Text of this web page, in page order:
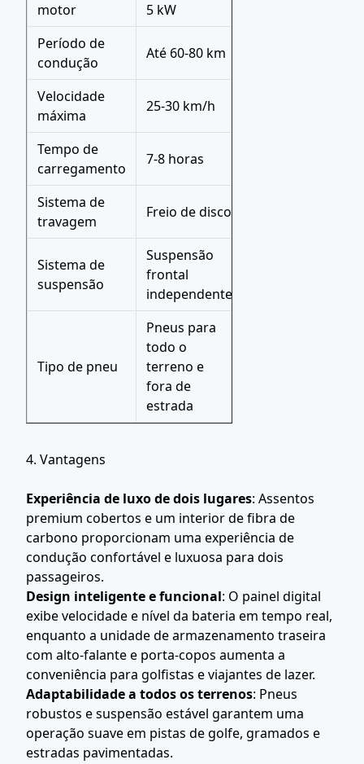
motor
5 kW
Período de
condução
Até 60-80 km
Velocidade
máxima
25-30 km/h
Tempo de
carregamento
7-8 horas
Sistema de
travagem
Freio de disco
Sistema de
suspensão
Suspensão
frontal
independente
Tipo de pneu
Pneus para
todo o
terreno e
fora de
estrada
4. Vantagens
Experiência de luxo de dois lugares: Assentos
premium cobertos e um interior de fibra de
carbono proporcionam uma experiência de
condução confortável e luxuosa para dois
passageiros.
Design inteligente e funcional: O painel digital
exibe velocidade e nível da bateria em tempo real,
enquanto a unidade de armazenamento traseira
com alto-falante e porta-copos aumenta a
conveniência para golfistas e viajantes de lazer.
Adaptabilidade a todos os terrenos: Pneus
robustos e suspensão estável garantem uma
operação suave em pistas de golfe, gramados e
estradas pavimentadas.